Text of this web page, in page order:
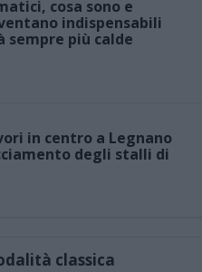
cosa sono e
indispensabili
sempre più calde
in centro a Legnano
degli stalli di
classica